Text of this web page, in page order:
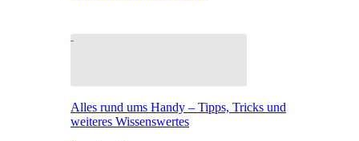
Alles rund ums Handy – Tipps, Tricks und
weiteres Wissenswertes